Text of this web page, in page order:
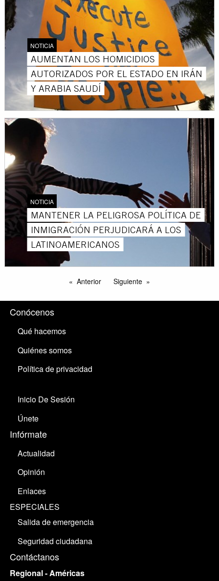
NOTICIA
AUMENTAN LOS HOMICIDIOS
AUTORIZADOS POR EL ESTADO EN IRÁN
Y ARABIA SAUDÍ
NOTICIA
MANTENER LA PELIGROSA POLÍTICA DE
INMIGRACIÓN PERJUDICARÁ A LOS
LATINOAMERICANOS
Anterior Siguiente
Conócenos
Qué hacemos
Quiénes somos
Política de privacidad
Inicio De Sesión
Únete
Infórmate
Actualidad
Opinión
Enlaces
ESPECIALES
Salida de emergencia
Seguridad ciudadana
Contáctanos
Regional - Américas